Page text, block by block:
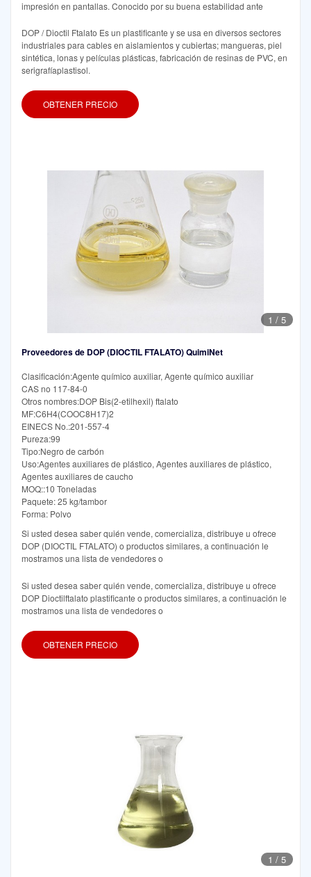
impresión en pantallas. Conocido por su buena estabilidad ante
DOP / Dioctil Ftalato Es un plastificante y se usa en diversos sectores
industriales para cables en aislamientos y cubiertas; mangueras, piel
sintética, lonas y películas plásticas, fabricación de resinas de PVC, en
serigrafíaplastisol.
OBTENER PRECIO
1 / 5
Proveedores de DOP (DIOCTIL FTALATO) QuimiNet
Clasificación:Agente químico auxiliar, Agente químico auxiliar
CAS no 117-84-0
Otros nombres:DOP Bis(2-etilhexil) ftalato
MF:C6H4(COOC8H17)2
EINECS No.:201-557-4
Pureza:99
Tipo:Negro de carbón
Uso:Agentes auxiliares de plástico, Agentes auxiliares de plástico,
Agentes auxiliares de caucho
MOQ::10 Toneladas
Paquete: 25 kg/tambor
Forma: Polvo
Si usted desea saber quién vende, comercializa, distribuye u ofrece
DOP (DIOCTIL FTALATO) o productos similares, a continuación le
mostramos una lista de vendedores o
Si usted desea saber quién vende, comercializa, distribuye u ofrece
DOP Dioctilftalato plastificante o productos similares, a continuación le
mostramos una lista de vendedores o
OBTENER PRECIO
1 / 5